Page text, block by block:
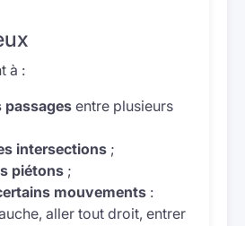
à :
passagesentre plusieurs
intersections ;
piétons ;
mouvements :
aller tout droit, entrer